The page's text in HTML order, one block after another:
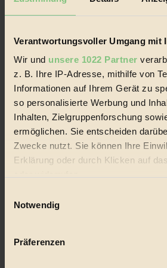
Verantwortungsvoller Umgang mit
Wir und unsere 1022 Partner
z. B. Ihre IP-Adresse, mithilfe von
Informationen auf Ihrem Gerät zu
so personalisierte Werbung und
Inhalten, Zielgruppenforschung
ermöglichen. Sie entscheiden
Zwecke nutzt. Sie können Ihre
Erklärung oder durch Klicken auf
Wenn Sie es erlauben, würden wir
Ihr Gerät durch aktives
Notwendig
Präferenzen
Biorama steht für einen nachhaltigen
Lebenswandel. Es ist eine moderne
Handels mit Bioprodukten, des Fair-Trade
alternativer Energien.
Social Media
22.601 Fans auf Facebook
3.415 Follower auf Twitter
Folge uns auf Instagram
Themen
Bio
Vegan